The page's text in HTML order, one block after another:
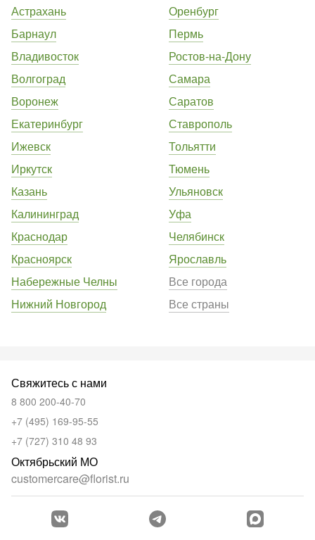
Астрахань
Барнаул
Владивосток
Волгоград
Воронеж
Екатеринбург
Ижевск
Иркутск
Казань
Калининград
Краснодар
Красноярск
Набережные Челны
Нижний Новгород
Оренбург
Пермь
Ростов-на-Дону
Самара
Саратов
Ставрополь
Тольятти
Тюмень
Ульяновск
Уфа
Челябинск
Ярославль
Все города
Все страны
Свяжитесь с нами
8 800 200-40-70
+7 (495) 169-95-55
+7 (727) 310 48 93
Октябрьский МО
customercare@florist.ru